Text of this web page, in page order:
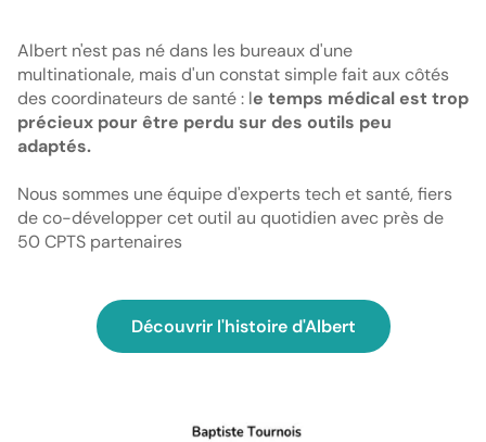
Albert n'est pas né dans les bureaux d'une
multinationale, mais d'un constat simple fait aux côtés
des coordinateurs de santé : le temps médical est trop
précieux pour être perdu sur des outils peu
adaptés.
Nous sommes une équipe d'experts tech et santé, fiers
de co-développer cet outil au quotidien avec près de
50CPTS partenaires
Découvrir l'histoire d'Albert